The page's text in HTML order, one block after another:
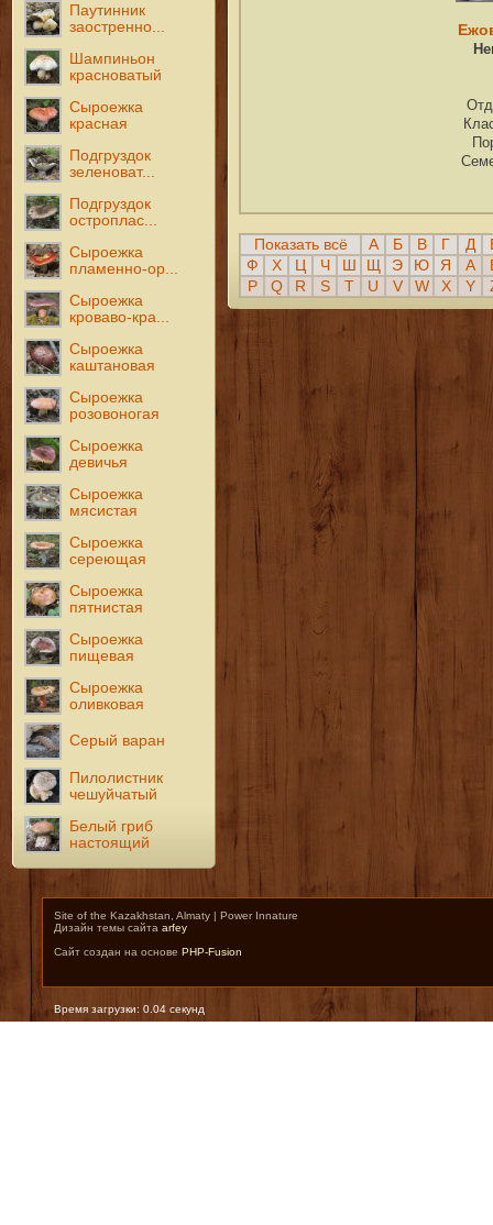
Паутинник
заостренно...
Шампиньон
красноватый
Сыроежка
красная
Подгруздок
зеленоват...
Подгруздок
остроплас...
Сыроежка
пламенно-ор...
Сыроежка
кроваво-кра...
Сыроежка
каштановая
Сыроежка
розовоногая
Сыроежка
девичья
Сыроежка
мясистая
Сыроежка
сереющая
Сыроежка
пятнистая
Сыроежка
пищевая
Сыроежка
оливковая
Серый варан
Пилолистник
чешуйчатый
Белый гриб
настоящий
Показать всё А Б В Г Д
Ф
Х Ч Э Ю Я A
P
Q R S T U V W X Y
Site of the Kazakhstan, Almaty | Power Innature
Дизайн темы сайта arfey
Сайт создан на основе PHP-Fusion
Время загрузки: 0.04 секунд